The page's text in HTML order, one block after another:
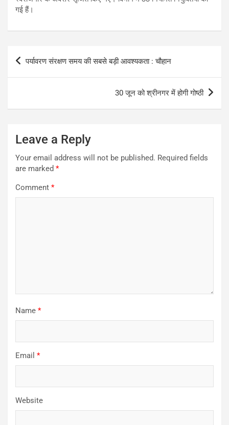
गई हैं।
Post
पर्यावरण संरक्षण समय की सबसे बड़ी आवश्यकता : चौहान
30 जून को श्रीनगर में होगी गोष्ठी
Leave a Reply
Your email address will not be published. Required fields
are marked *
Comment *
Name *
Email *
Website